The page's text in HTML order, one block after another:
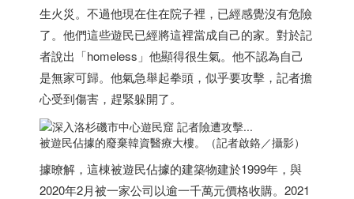
生火災。不過他現在住在院子裡，已經感覺沒有危險
了。他們這些遊民已經將這裡當成自己的家。對於記
者說出「homeless」他顯得很生氣。他不認為自己
是無家可歸。他氣急舉起拳頭，似乎要攻擊，記者擔
心受到傷害，趕緊躲開了。
被遊民佔據的廢棄韓資醫療大樓。（記者啟鉻／攝影）
據暸解，這棟被遊民佔據的建築物建於1999年，與
2020年2月被一家公司以逾一千萬元價格收購。2021